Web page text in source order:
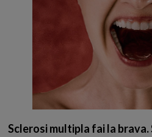
Sclerosi multipla fai la